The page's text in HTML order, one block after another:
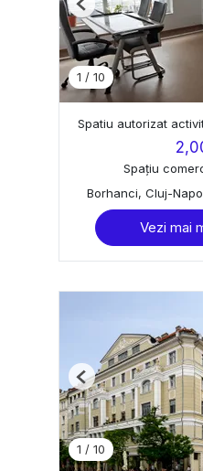
1 / 10
Previous
Spatiu autorizat
Spațiu
Borhanci, Cluj-
Vezi mai
1 / 10
Previous